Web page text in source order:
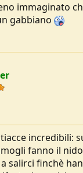
immaginato
gabbiano
incredibili:
fanno il
salirci finchè